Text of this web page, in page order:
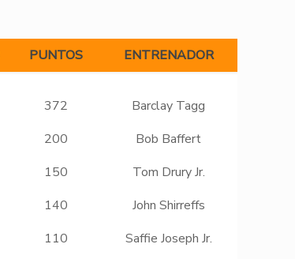
PUNTOS ENTRENADOR
372
Barclay Tagg
200
Bob Baffert
150
Tom Drury Jr.
140
John Shirreffs
110
Saffie Joseph Jr.